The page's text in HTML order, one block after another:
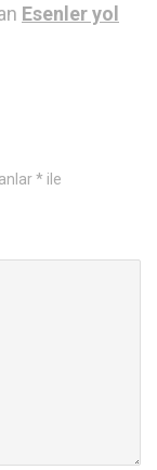
Esenler yol
* ile